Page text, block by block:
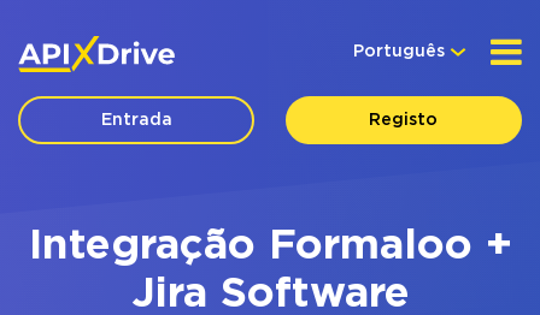
Português
Entrada Registo
Integração Formaloo +
Jira Software